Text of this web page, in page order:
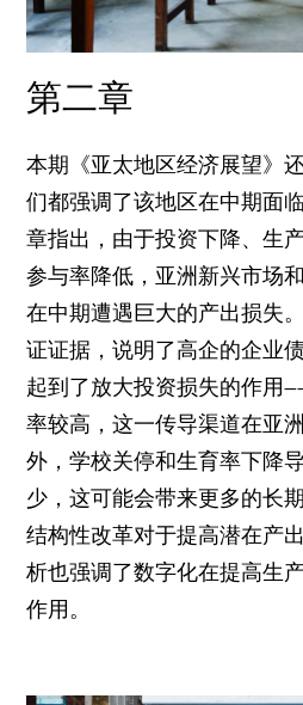
第二章
本期《亚太地区经济展望》
们都强调了该地区在中期面
章指出，由于投资下降、生
参与率降低，亚洲新兴市场
在中期遭遇巨大的产出损失
证证据，说明了高企的企业
起到了放大投资损失的作用
率较高，这一传导渠道在亚
外，学校关停和生育率下降
少，这可能会带来更多的长
结构性改革对于提高潜在产
析也强调了数字化在提高生
作用。